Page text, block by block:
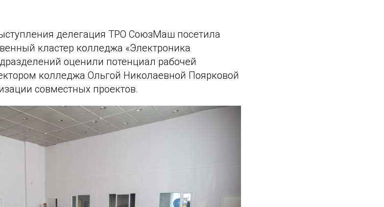
делегация ТРО СоюзМаш посетила
кластер колледжа «Электроника
оценили потенциал рабочей
колледжа Ольгой Николаевной Поярковой
совместных проектов.